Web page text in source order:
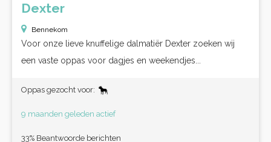
Dexter
Bennekom
Voor onze lieve knuffelige dalmatiër Dexter zoeken wij
een vaste oppas voor dagjes en weekendjes...
Oppas gezocht voor:
9 maanden geleden actief
33% Beantwoorde berichten